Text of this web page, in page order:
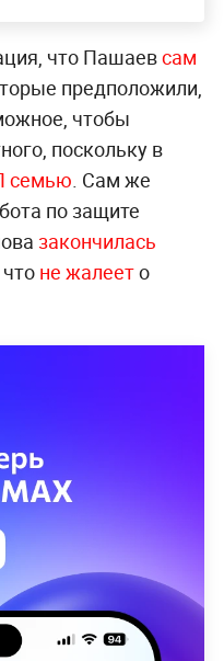
что Пашаевсам
предположили,
чтобы
поскольку в
семью . Сам же
по защите
закончилась
не жалеето